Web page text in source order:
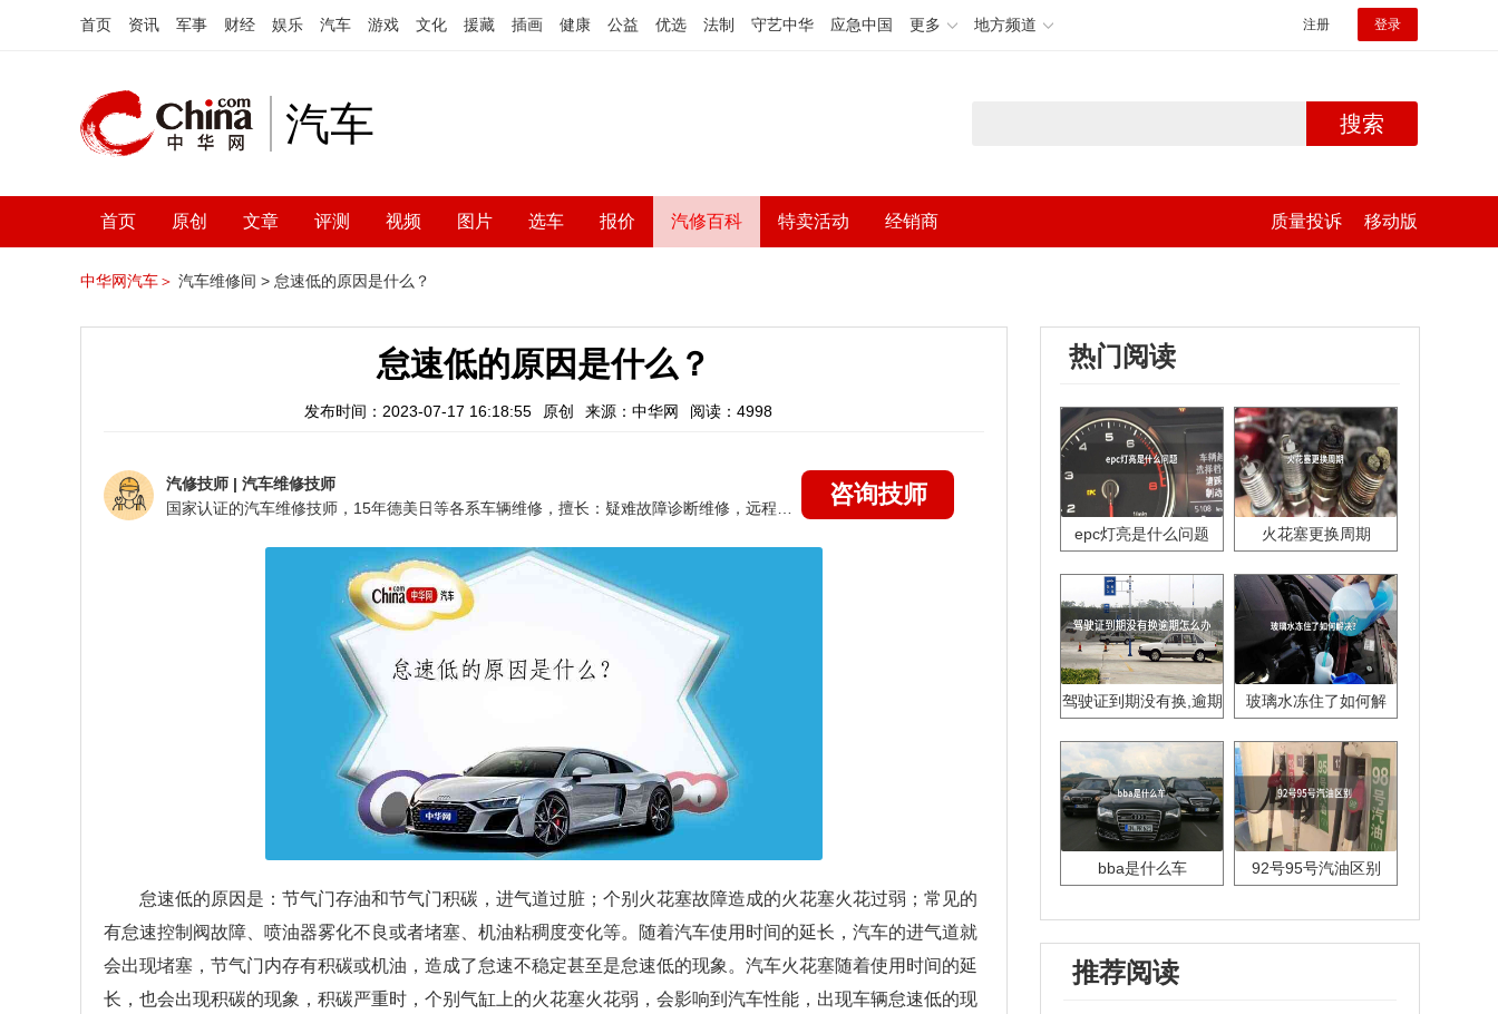
首页 资讯 军事 财经 娱乐 汽车 游戏 文化 援藏 插画 健康 公益 优选 法制 守艺中华 应急中国 更多 地方频道 注册 登录
汽车 搜索
首页 原创 文章 评测 视频 图片 选车 报价 汽修百科 特卖活动 经销商 质量投诉 移动版
中华网汽车＞ 汽车维修间 > 怠速低的原因是什么？
怠速低的原因是什么？
发布时间：2023-07-17 16:18:55 原创 来源：中华网 阅读：4998
汽修技师 | 汽车维修技师
咨询技师
怠速低的原因是：节气门存油和节气门积碳，进气道过脏；个别火花塞故障造成的火花塞火花过弱；常见的
有怠速控制阀故障、喷油器雾化不良或者堵塞、机油粘稠度变化等。随着汽车使用时间的延长，汽车的进气道就
会出现堵塞，节气门内存有积碳或机油，造成了怠速不稳定甚至是怠速低的现象。汽车火花塞随着使用时间的延
长，也会出现积碳的现象，积碳严重时，个别气缸上的火花塞火花弱，会影响到汽车性能，出现车辆怠速低的现
热门阅读
epc灯亮是什么问题 火花塞更换周期
驾驶证到期没有换,逾期
玻璃水冻住了如何解
bba是什么车 92号95号汽油区别
推荐阅读